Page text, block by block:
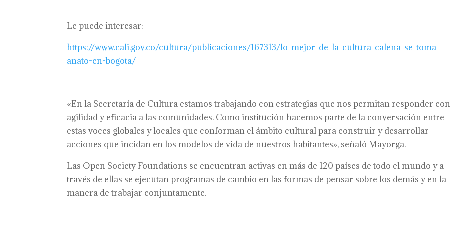
Le puede interesar:
https://www.cali.gov.co/cultura/publicaciones/167313/lo-mejor-de-la-cultura-calena-se-toma-
anato-en-bogota/
«En la Secretaría de Cultura estamos trabajando con estrategias que nos permitan responder con
agilidad y eficacia a las comunidades. Como institución hacemos parte de la conversación entre
estas voces globales y locales que conforman el ámbito cultural para construir y desarrollar
acciones que incidan en los modelos de vida de nuestros habitantes», señaló Mayorga.
Las Open Society Foundations se encuentran activas en más de 120 países de todo el mundo y a
través de ellas se ejecutan programas de cambio en las formas de pensar sobre los demás y en la
manera de trabajar conjuntamente.